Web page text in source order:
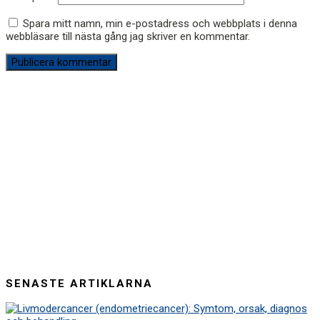
Spara mitt namn, min e-postadress och webbplats i denna
webbläsare till nästa gång jag skriver en kommentar.
SENASTE ARTIKLARNA